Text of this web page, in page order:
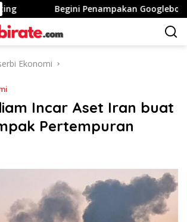
Begini Penampakan Googlebook
Ekonomi
Incar Aset Iran buat
Pertempuran